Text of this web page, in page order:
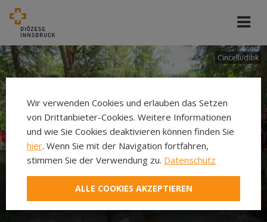
Cincelli/dibk
Neuer Pilgerweg Via
Laudato si’
Wir verwenden Cookies und erlauben das Setzen
von Drittanbieter-Cookies. Weitere Informationen
und wie Sie Cookies deaktivieren können finden Sie
hier. Wenn Sie mit der Navigation fortfahren,
stimmen Sie der Verwendung zu. Datenschutz
ALLE COOKIES AKZEPTIEREN